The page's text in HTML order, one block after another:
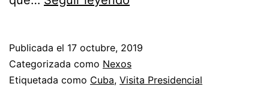
cubana,
a
Publicada el 17 octubre, 2019
Categorizada como Nexos
Etiquetada como Cuba, Visita Presidencial